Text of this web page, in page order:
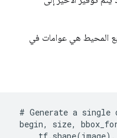
المحيط هي عوامات في
# Generate a single
begin, size,